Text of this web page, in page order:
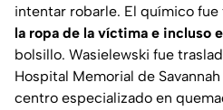
intentar robarle. El químico
la ropa de la víctima e incluso
bolsillo. Wasielewski fue
Hospital Memorial de
centro especializado en